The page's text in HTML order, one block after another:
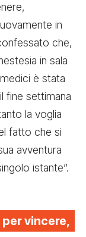
in
che,
in sala
è stata
fine settimana
la voglia
fatto che si
avventura
istante”.
per vincere,